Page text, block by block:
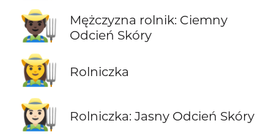
👨🏿‍🌾
Mężczyzna rolnik: Ciemny
Odcień Skóry
👩‍🌾 Rolniczka
👩🏻‍🌾 Rolniczka: Jasny Odcień Skóry